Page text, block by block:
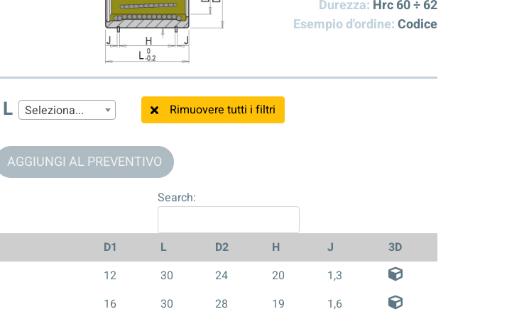
Durezza: Hrc 60 ÷ 62
Esempio d'ordine:Codice
L Seleziona... Rimuovere tutti i filtri
AGGIUNGI AL PREVENTIVO
Search:
D1 L D2 H J
3D
12 30 24 20
1,3
16 30 28 19
1,6